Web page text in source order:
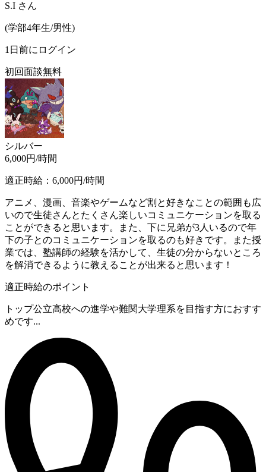
S.I さん
(学部4年生/男性)
1日前にログイン
初回面談無料
シルバー
6,000円/時間
適正時給： 6,000円/時間
アニメ、漫画、音楽やゲームなど割と好きなことの範囲も広
いので生徒さんとたくさん楽しいコミュニケーションを取る
ことができると思います。また、下に兄弟が3人いるので年
下の子とのコミュニケーションを取るのも好きです。また授
業では、塾講師の経験を活かして、生徒の分からないところ
を解消できるように教えることが出来ると思います！
適正時給のポイント
トップ公立高校への進学や難関大学理系を目指す方におすす
めです...